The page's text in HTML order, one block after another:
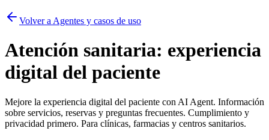
Volver a Agentes y casos de uso
Atención sanitaria: experiencia
digital del paciente
Mejore la experiencia digital del paciente con AI Agent. Información
sobre servicios, reservas y preguntas frecuentes. Cumplimiento y
privacidad primero. Para clínicas, farmacias y centros sanitarios.